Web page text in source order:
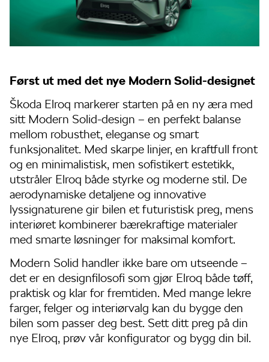
Først ut med det nye Modern Solid-designet
Škoda Elroq markerer starten på en ny æra med
sitt Modern Solid-design – en perfekt balanse
mellom robusthet, eleganse og smart
funksjonalitet. Med skarpe linjer, en kraftfull front
og en minimalistisk, men sofistikert estetikk,
utstråler Elroq både styrke og moderne stil. De
aerodynamiske detaljene og innovative
lyssignaturene gir bilen et futuristisk preg, mens
interiøret kombinerer bærekraftige materialer
med smarte løsninger for maksimal komfort.
Modern Solid handler ikke bare om utseende –
det er en designfilosofi som gjør Elroq både tøff,
praktisk og klar for fremtiden. Med mange lekre
farger, felger og interiørvalg kan du bygge den
bilen som passer deg best. Sett ditt preg på din
nye Elroq, prøv vår konfigurator og bygg din bil.